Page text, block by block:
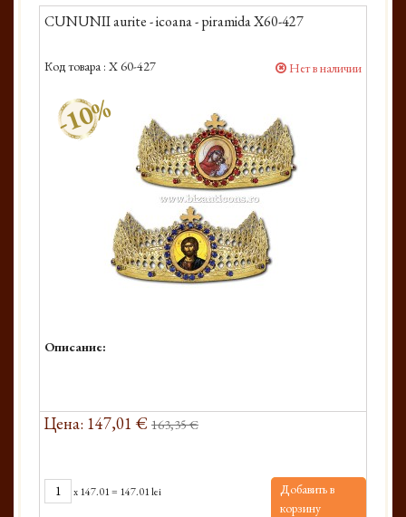
CUNUNII aurite - icoana - piramida X60-427
Код товара : X 60-427 Нет в наличии
-10%
Описание:
Цена: 147,01 € 163,35 €
x147.01= 147.01 lei
Добавить в
корзину